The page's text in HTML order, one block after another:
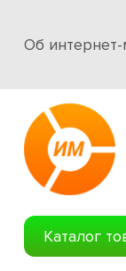
Об интернет-
Каталог